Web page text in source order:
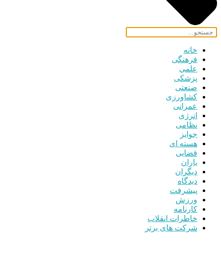
خانه
فرهنگی
علمی
پزشکی
صنعتی
کشاورزی
عمرانی
انرژی
نظامی
جوایز
هسته ای
قضایی
یاران
دیگران
دیدگاه
پیشرفت
ورزش
کارنامه
خاطرات انقلاب
شرکت های برتر